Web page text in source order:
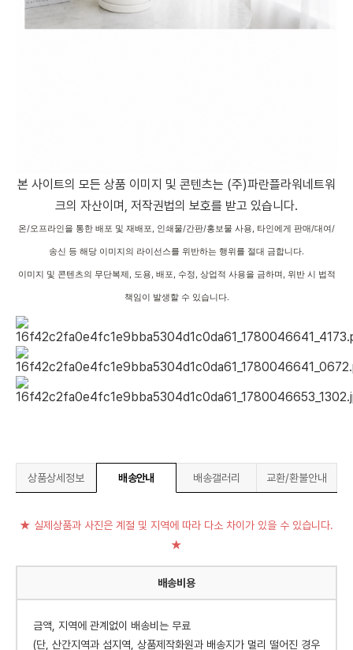
본 사이트의 모든 상품 이미지 및 콘텐츠는 (주)파란플라워네트워
크의 자산이며, 저작권법의 보호를 받고 있습니다.
온/오프라인을 통한 배포 및 재배포, 인쇄물/간판/홍보물 사용, 타인에게 판매/대여/
송신 등 해당 이미지의 라이선스를 위반하는 행위를 절대 금합니다.
이미지 및 콘텐츠의 무단복제, 도용, 배포, 수정, 상업적 사용을 금하며, 위반 시 법적
책임이 발생할 수 있습니다.
상품상세정보 배송안내 배송갤러리 교환/환불안내
★ 실제상품과 사진은 계절 및 지역에 따라 다소 차이가 있을 수 있습니다.
★
배송비용
금액, 지역에 관계없이 배송비는 무료
(단, 산간지역과 섬지역, 상품제작화원과 배송지가 멀리 떨어진 경우